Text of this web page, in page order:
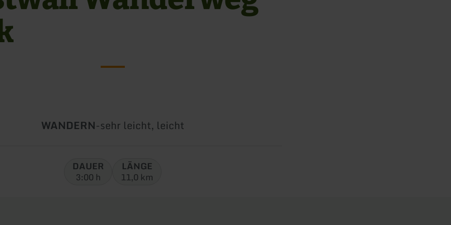
Art
WANDERN-Schwierigkeit:
sehr leicht, leicht
DAUER
3:00 h
LÄNGE
11,0 km